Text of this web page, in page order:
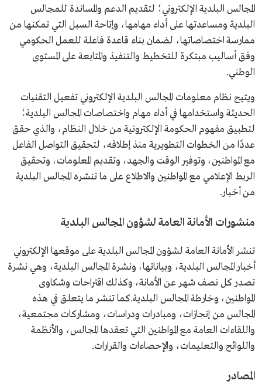
المجالس البلدية الإلكتروني؛ لتقديم الدعم والمساندة للمجالس
البلدية ومساعدتها على أداء مهامها، وإتاحة السبل التي تمكنها من
ممارسة اختصاصاتها، لضمان بناء قاعدة فاعلة للعمل الحكومي
وفق أساليب مبتكرة للتخطيط والتنفيذ والمتابعة على المستوى
الوطني.
ويتيح نظام معلومات المجالس البلدية الإلكتروني تفعيل التقنيات
الحديثة واستخدامها في أداء مهام واختصاصات المجالس البلدية؛
لتطبيق مفهوم الحكومة الإلكترونية من خلال النظام، والذي حقق
عددًا من الخطوات التطويرية منذ إطلاقه، لتحقيق التواصل الفاعل
مع المواطنين، وتوفير الوقت والجهد، وتقديم المعلومات، وتحقيق
الربط الإعلامي مع المواطنين والاطلاع على ما تنشره المجالس البلدية
من أخبار.
منشورات الأمانة العامة لشؤون المجالس البلدية
تنشر الأمانة العامة لشؤون المجالس البلدية على موقعها الإلكتروني
أخبار المجالس البلدية، وبياناتها، ونشرة المجالس البلدية، وهي نشرة
تصدر كل نصف شهر عن الأمانة، وكذلك اقتراحات وشكاوى
المواطنين، وخارطة المجالس البلدية.كما تنشر ما يتعلق في هذه
المجالس من إنجازات، ومبادرات ودراسات، ومشاركات مجتمعية،
واللقاءات العامة مع المواطنين التي تعقدها المجالس، والأنظمة
واللوائح والتعليمات، والإحصاءات والقرارات.
المصادر